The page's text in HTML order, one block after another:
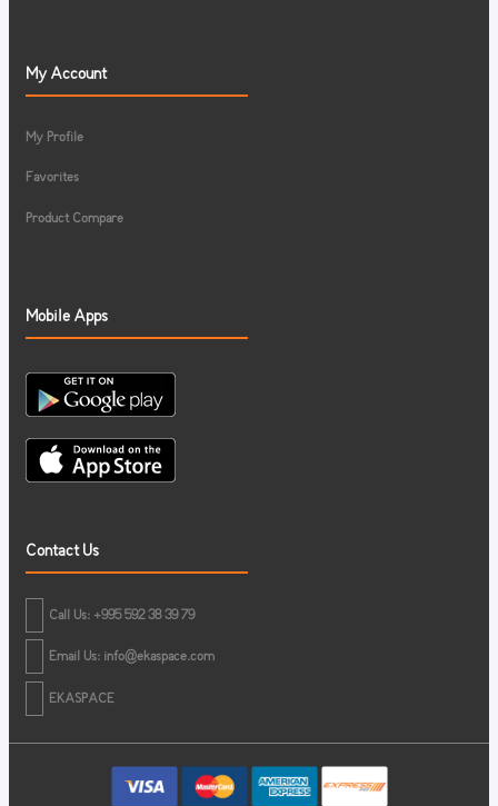
My Account
My Profile
Favorites
Product Compare
Mobile Apps
Contact Us
Call Us: +995 592 38 39 79
Email Us: info@ekaspace.com
EKASPACE